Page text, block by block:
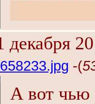
декабря
-(
А вот чью